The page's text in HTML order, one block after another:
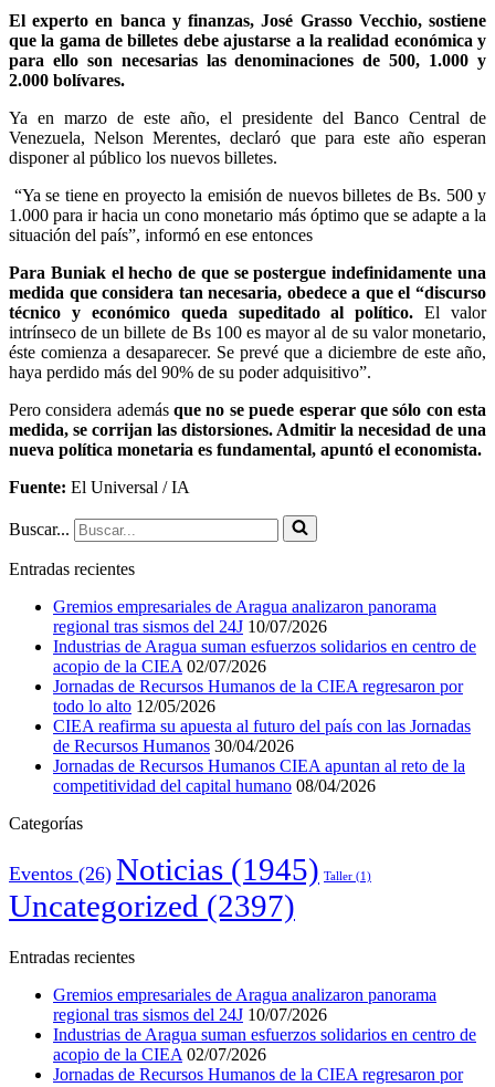
El experto en banca y finanzas, José Grasso Vecchio, sostiene
que la gama de billetes debe ajustarse a la realidad económica y
para ello son necesarias las denominaciones de 500, 1.000 y
2.000 bolívares.
Ya en marzo de este año, el presidente del Banco Central de
Venezuela, Nelson Merentes, declaró que para este año esperan
disponer al público los nuevos billetes.
“Ya se tiene en proyecto la emisión de nuevos billetes de Bs. 500 y
1.000 para ir hacia un cono monetario más óptimo que se adapte a la
situación del país”, informó en ese entonces
Para Buniak el hecho de que se postergue indefinidamente una
medida que considera tan necesaria, obedece a que el “discurso
técnico y económico queda supeditado al político. El valor
intrínseco de un billete de Bs 100 es mayor al de su valor monetario,
éste comienza a desaparecer. Se prevé que a diciembre de este año,
haya perdido más del 90% de su poder adquisitivo”.
Pero considera ademásque no se puede esperar que sólo con esta
medida, se corrijan las distorsiones. Admitir la necesidad de una
nueva política monetaria es fundamental, apuntó el economista.
Fuente: El Universal / IA
Buscar...
Entradas recientes
Gremios empresariales de Aragua analizaron panorama
regional tras sismos del 24J 10/07/2026
Industrias de Aragua suman esfuerzos solidarios en centro de
acopio de la CIEA 02/07/2026
Jornadas de Recursos Humanos de la CIEA regresaron por
todo lo alto 12/05/2026
CIEA reafirma su apuesta al futuro del país con las Jornadas
de Recursos Humanos 30/04/2026
Jornadas de Recursos Humanos CIEA apuntan al reto de la
competitividad del capital humano 08/04/2026
Categorías
Eventos (26) Noticias (1945) Taller (1)
Uncategorized (2397)
Entradas recientes
Gremios empresariales de Aragua analizaron panorama
regional tras sismos del 24J 10/07/2026
Industrias de Aragua suman esfuerzos solidarios en centro de
acopio de la CIEA 02/07/2026
Jornadas de Recursos Humanos de la CIEA regresaron por